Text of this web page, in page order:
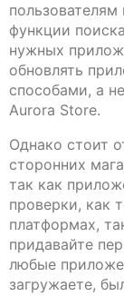
функции
нужных
обновлять
способами, а
Aurora Store.
Однако стоит
сторонних
так как
проверки, как
платформах,
придавайте
любые
загружаете,